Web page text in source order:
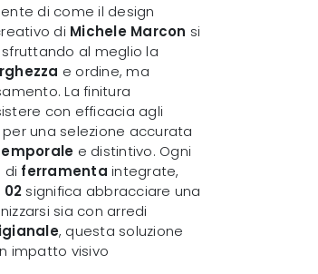
di come il design
di Michele Marcon si
al meglio la
e ordine, ma
La finitura
con efficacia agli
una selezione accurata
e distintivo. Ogni
di ferramenta integrate,
02 significa abbracciare una
sia con arredi
, questa soluzione
impatto visivo